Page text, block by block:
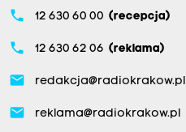
phone 12 630 60 00 (recepcja)
phone 12 630 62 06 (reklama)
email redakcja@radiokrakow.pl
email reklama@radiokrakow.pl